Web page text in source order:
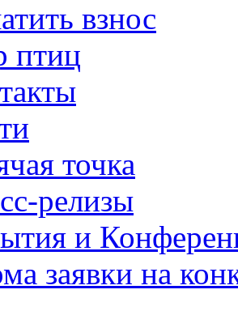
взнос
птиц
точка
релизы
и
заявки на